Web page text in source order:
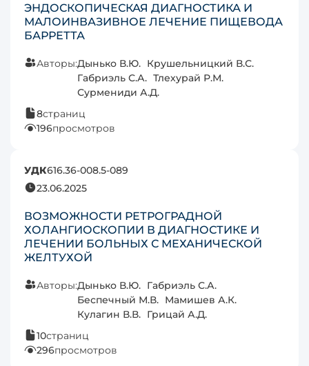
ЭНДОСКОПИЧЕСКАЯ ДИАГНОСТИКА И
МАЛОИНВАЗИВНОЕ ЛЕЧЕНИЕ ПИЩЕВОДА
БАРРЕТТА
Авторы:Дынько В.Ю. Крушельницкий В.С.
Габриэль С.А. Тлехурай Р.М.
Сурмениди А.Д.
8страниц
196просмотров
УДК616.36-008.5-089
23.06.2025
ВОЗМОЖНОСТИ РЕТРОГРАДНОЙ
ХОЛАНГИОСКОПИИ В ДИАГНОСТИКЕ И
ЛЕЧЕНИИ БОЛЬНЫХ С МЕХАНИЧЕСКОЙ
ЖЕЛТУХОЙ
Авторы:Дынько В.Ю. Габриэль С.А.
Беспечный М.В. Мамишев А.К.
Кулагин В.В. Грицай А.Д.
10страниц
296просмотров